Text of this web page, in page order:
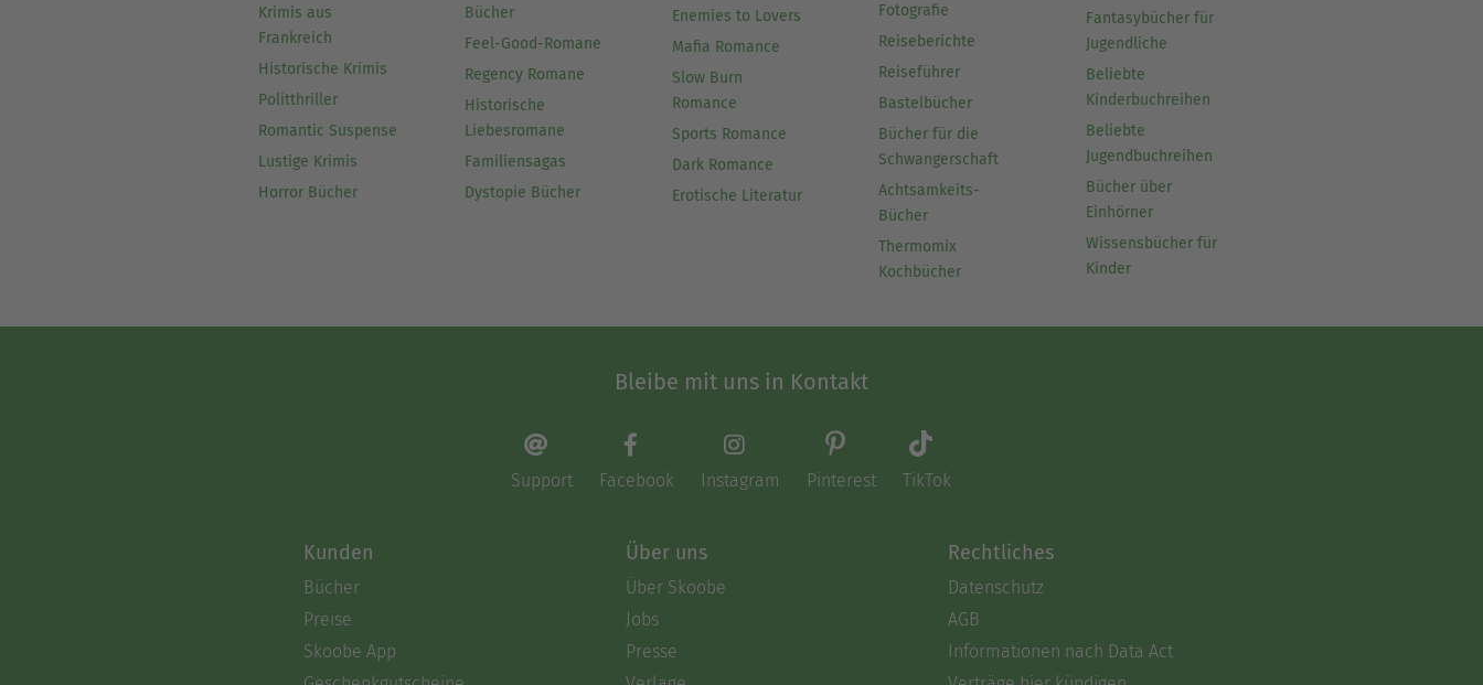
Krimis aus
Frankreich
Historische Krimis
Politthriller
Romantic Suspense
Lustige Krimis
Horror Bücher
Bücher
Feel-Good-Romane
Regency Romane
Historische
Liebesromane
Familiensagas
Dystopie Bücher
Enemies to Lovers
Mafia Romance
Slow Burn
Romance
Sports Romance
Dark Romance
Erotische Literatur
Fotografie
Reiseberichte
Reiseführer
Bastelbücher
Bücher für die
Schwangerschaft
Achtsamkeits-
Bücher
Thermomix
Kochbücher
Fantasybücher für
Jugendliche
Beliebte
Kinderbuchreihen
Beliebte
Jugendbuchreihen
Bücher über
Einhörner
Wissensbücher für
Kinder
Bleibe mit uns in Kontakt
Support Facebook Instagram Pinterest TikTok
Kunden
Bücher
Preise
Skoobe App
Über uns
Über Skoobe
Jobs
Presse
Rechtliches
Datenschutz
AGB
Informationen nach Data Act